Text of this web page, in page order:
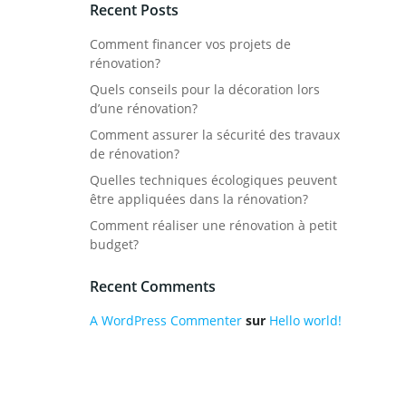
Recent Posts
Comment financer vos projets de
rénovation?
Quels conseils pour la décoration lors
d’une rénovation?
Comment assurer la sécurité des travaux
de rénovation?
Quelles techniques écologiques peuvent
être appliquées dans la rénovation?
Comment réaliser une rénovation à petit
budget?
Recent Comments
A WordPress Commenter sur Hello world!